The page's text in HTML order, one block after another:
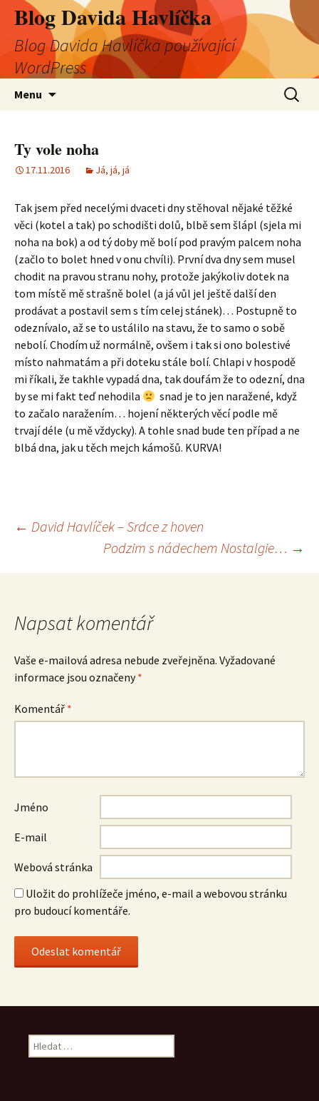
Blog Davida Havlíčka
Blog Davida Havlíčka používající
WordPress
Menu
Ty vole noha
17.11.2016 Já, já, já
Tak jsem před necelými dvaceti dny stěhoval nějaké těžké
věci (kotel a tak) po schodišti dolů, blbě sem šlápl (sjela mi
noha na bok) a od tý doby mě bolí pod pravým palcem noha
(začlo to bolet hned v onu chvíli). První dva dny sem musel
chodit na pravou stranu nohy, protože jakýkoliv dotek na
tom místě mě strašně bolel (a já vůl jel ještě další den
prodávat a postavil sem s tím celej stánek)… Postupně to
odeznívalo, až se to ustálilo na stavu, že to samo o sobě
nebolí. Chodím už normálně, ovšem i tak si ono bolestivé
místo nahmatám a při doteku stále bolí. Chlapi v hospodě
mi říkali, že takhle vypadá dna, tak doufám že to odezní, dna
by se mi fakt teď nehodila
snad je to jen naražené, když
to začalo naražením… hojení některých věcí podle mě
trvají déle (u mě vždycky). A tohle snad bude ten případ a ne
blbá dna, jak u těch mejch kámošů. KURVA!
Navigace
pro
příspěvek
← David Havlíček – Srdce z hoven
Podzim s nádechem Nostalgie… →
Napsat komentář
Vaše e-mailová adresa nebude zveřejněna. Vyžadované
informace jsou označeny*
Komentář *
Jméno
E-mail
Webová stránka
Uložit do prohlížeče jméno, e-mail a webovou stránku
pro budoucí komentáře.
Vyhledávání